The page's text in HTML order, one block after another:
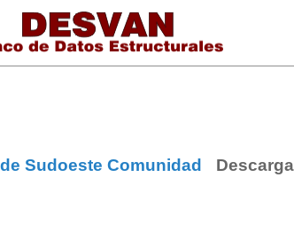
Sudoeste Comunidad